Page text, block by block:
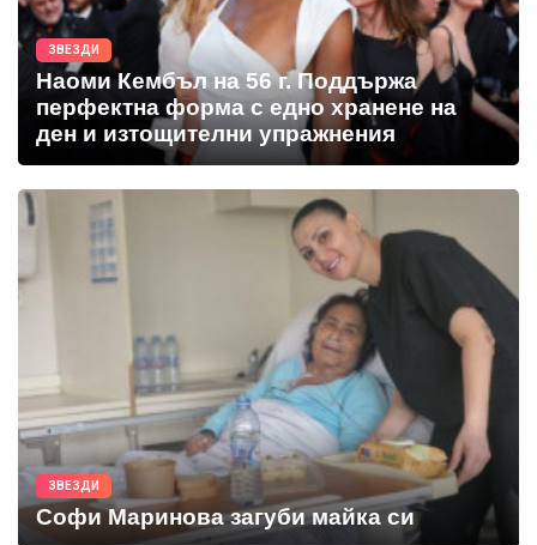
ЗВЕЗДИ
Наоми Кембъл на 56 г. Поддържа
перфектна форма с едно хранене на
ден и изтощителни упражнения
ЗВЕЗДИ
Софи Маринова загуби майка си